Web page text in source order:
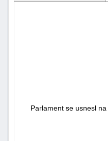
Parlament se usnesl na